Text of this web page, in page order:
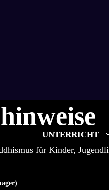
UNTERRICHT
für Kinder,